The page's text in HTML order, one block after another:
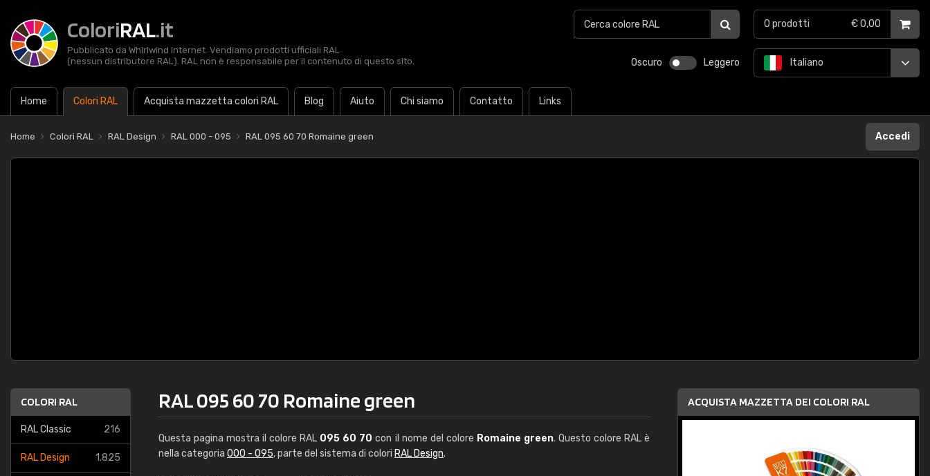
ColoriRAL.it
Pubblicato da Whirlwind Internet. Vendiamo prodotti ufficiali RAL
(nessun distributore RAL). RAL non è responsabile per il contenuto di questo sito.
Oscuro Leggero
Home Colori RAL Acquista mazzetta colori RAL Blog Aiuto Chi siamo Contatto Links
Italiano
0 prodotti € 0,00
Home Colori RAL RAL Design RAL 000 - 095 RAL 095 60 70 Romaine green Accedi
COLORI RAL
RAL Classic 216
RAL Design 1.825
RAL 095 60 70 Romaine green
Questa pagina mostra il colore RAL 095 60 70 con il nome del colore Romaine green. Questo colore RAL è
nella categoria 000 - 095, parte del sistema di colori RAL Design.
ACQUISTA MAZZETTA DEI COLORI RAL